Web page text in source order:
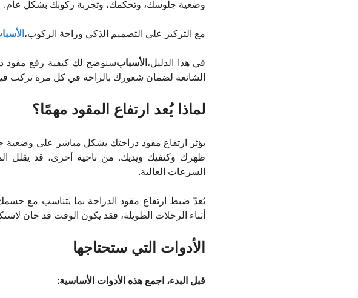
وضعية جلوسك، وتحكمك، وتجربة ركوبك بشكل عام.
مع التركيز على التصميم الذكي وراحة الركوب،
في هذا الدليل، الأسبابسنوضح لك كيفية رفع مقود
الشائعة لضمان شعورك بالراحة في كل مرة تركب
لماذا يُعد ارتفاع المقود مهمًا؟
يؤثر ارتفاع مقود دراجتك بشكل مباشر على وضعية
ظهرك وكتفيك ويديك. من ناحية أخرى، قد يقلل
السرعات العالية.
يُعدّ ضبط ارتفاع مقود الدراجة بما يتناسب مع جسمك
أثناء الرحلات الطويلة، فقد يكون الوقت قد حان
الأدوات التي ستحتاجها
قبل البدء، اجمع هذه الأدوات الأساسية: